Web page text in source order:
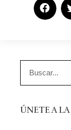
ÚNETE A